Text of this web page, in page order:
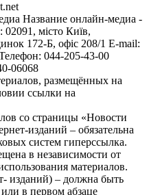
Название онлайн-медиа -
місто Київ,
172-Б, офіс 208/1 E-mail:
044-205-43-00
06068
размещённых на
ссылки на
со страницы «Новости
изданий – обязательна
систем гиперссылка.
в независимости от
материалов.
изданий) – должна быть
в первом абзаце